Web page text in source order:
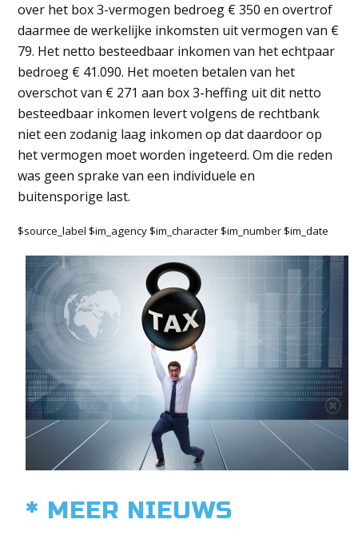
over het box 3-vermogen bedroeg € 350 en overtrof
daarmee de werkelijke inkomsten uit vermogen van €
79. Het netto besteedbaar inkomen van het echtpaar
bedroeg € 41.090. Het moeten betalen van het
overschot van € 271 aan box 3-heffing uit dit netto
besteedbaar inkomen levert volgens de rechtbank
niet een zodanig laag inkomen op dat daardoor op
het vermogen moet worden ingeteerd. Om die reden
was geen sprake van een individuele en
buitensporige last.
$source_label $im_agency $im_character $im_number $im_date
* MEER NIEUWS